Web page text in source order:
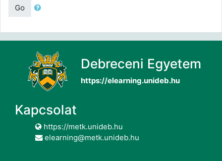
Go
Debreceni Egyetem
https://elearning.unideb.hu
Kapcsolat
https://metk.unideb.hu
elearning@metk.unideb.hu